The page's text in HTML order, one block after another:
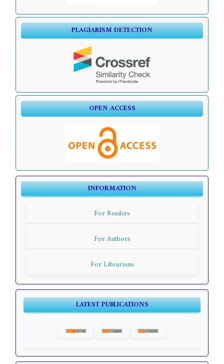
PLAGIARISM DETECTION
OPEN ACCESS
INFORMATION
For Readers
For Authors
For Librarians
LATEST PUBLICATIONS